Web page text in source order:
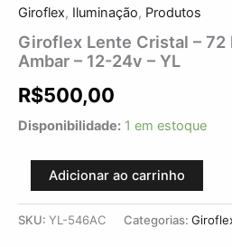
Giroflex, Iluminação, Produtos
Giroflex Lente Cristal – 72
Ambar – 12-24v – YL
R$500,00
Disponibilidade: 1 em estoque
Adicionar ao carrinho
SKU: YL-546AC Categorias: